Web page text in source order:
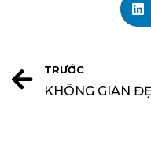
TRƯỚC